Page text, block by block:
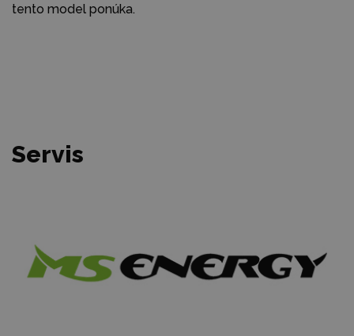
tento model ponúka.
Servis